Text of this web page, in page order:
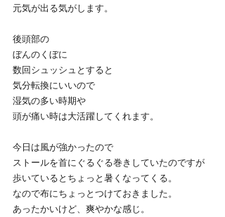
元気が出る気がします。
後頭部の
ぼんのくぼに
数回シュッシュとすると
気分転換にいいので
湿気の多い時期や
頭が痛い時は大活躍してくれます。
今日は風が強かったので
ストールを首にぐるぐる巻きしていたのですが
歩いているとちょっと暑くなってくる。
なので布にちょっとつけておきました。
あったかいけど、爽やかな感じ。